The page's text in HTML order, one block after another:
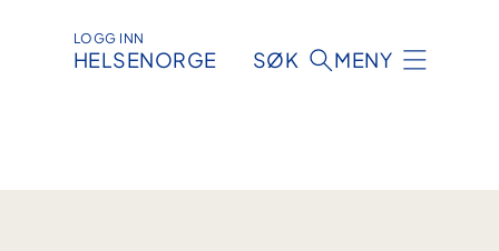
LOGG INN
HELSENORGE SØK MENY